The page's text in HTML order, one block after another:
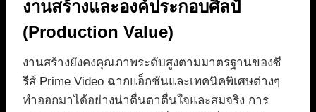
งานสร้างและองค์ประกอบศิลป์
(Production Value)
งานสร้างยังคงคุณภาพระดับสูงตามมาตรฐานของซี
รีส์ Prime Video ฉากแอ็กชันและเทคนิคพิเศษต่างๆ
ทำออกมาได้อย่างน่าตื่นตาตื่นใจและสมจริง การ